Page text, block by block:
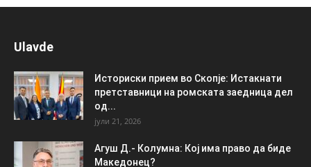
Ulavde
Историски прием во Скопје: Истакнати
претставници на ромската заедница дел
од...
јули 21, 2026
Агуш Д.- Колумна: Кој има право да биде
Македонец?